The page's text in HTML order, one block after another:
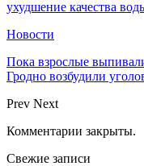
ухудшение качества
Новости
Пока взрослые
Гродно возбудили
Prev Next
Комментарии закрыты.
Свежие записи